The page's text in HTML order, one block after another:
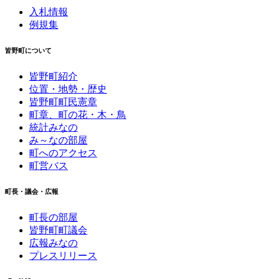
入札情報
例規集
皆野町について
皆野町紹介
位置・地勢・歴史
皆野町町民憲章
町章、町の花・木・鳥
統計みなの
み～なの部屋
町へのアクセス
町営バス
町長・議会・広報
町長の部屋
皆野町町議会
広報みなの
プレスリリース